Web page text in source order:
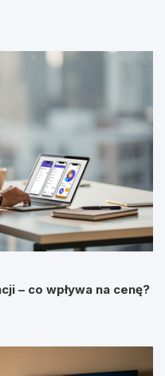
– co wpływa na cenę?